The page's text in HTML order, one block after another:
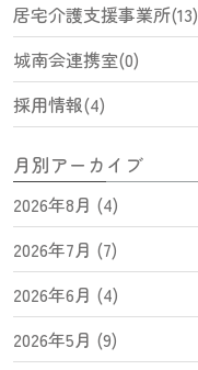
居宅介護支援事業所(13)
城南会連携室(0)
採用情報(4)
月別アーカイブ
2026年8月 (4)
2026年7月 (7)
2026年6月 (4)
2026年5月 (9)